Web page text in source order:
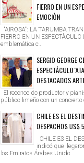
FIERRO EN UN
EMOCIÒN
"AIROSA": LA TARUMBA
FIERRO EN UN
emblemática c...
SERGIO GEORGE
DESTACADOS
El reconocido productor y
público limeño con un concierto
CHILE ES EL
DESPACHOS US$
CHILE ES EL
indicó que
los Emiratos Árabes Unido...